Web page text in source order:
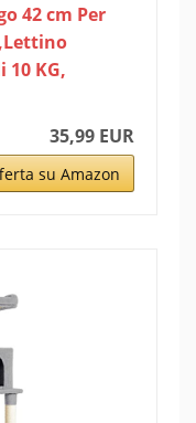
42 cm Per
10 KG,
35,99 EUR
su Amazon